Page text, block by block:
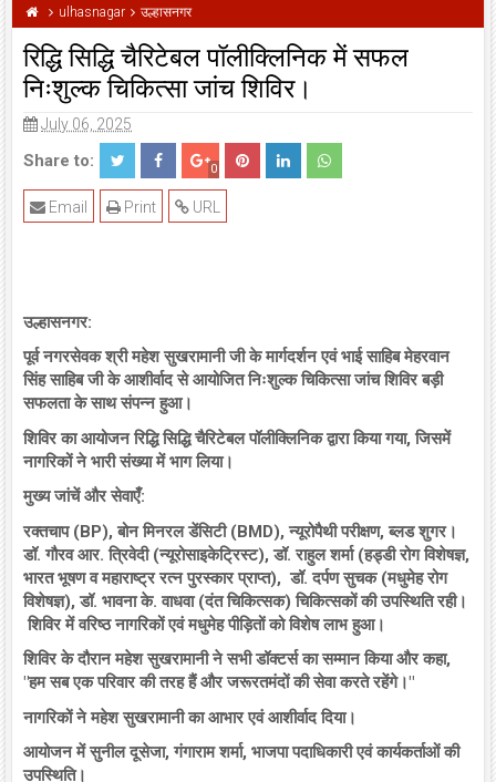
ulhasnagar उल्हासनगर
रिद्धि सिद्धि चैरिटेबल पॉलीक्लिनिक में सफल
निःशुल्क चिकित्सा जांच शिविर।
July 06, 2025
Share to: 0
URL
Print
Email
उल्हासनगर:
पूर्व नगरसेवक श्री महेश सुखरामानी जी के मार्गदर्शन एवं भाई साहिब मेहरवान
सिंह साहिब जी के आशीर्वाद से आयोजित निःशुल्क चिकित्सा जांच शिविर बड़ी
सफलता के साथ संपन्न हुआ।
शिविर का आयोजन रिद्धि सिद्धि चैरिटेबल पॉलीक्लिनिक द्वारा किया गया, जिसमें
नागरिकों ने भारी संख्या में भाग लिया।
मुख्य जांचें और सेवाएँ:
रक्तचाप (BP), बोन मिनरल डेंसिटी (BMD), न्यूरोपैथी परीक्षण, ब्लड शुगर।
डॉ. गौरव आर. त्रिवेदी (न्यूरोसाइकेट्रिस्ट), डॉ. राहुल शर्मा (हड्डी रोग विशेषज्ञ,
भारत भूषण व महाराष्ट्र रत्न पुरस्कार प्राप्त), डॉ. दर्पण सुचक (मधुमेह रोग
विशेषज्ञ), डॉ. भावना के. वाधवा (दंत चिकित्सक) चिकित्सकों की उपस्थिति रही।
शिविर में वरिष्ठ नागरिकों एवं मधुमेह पीड़ितों को विशेष लाभ हुआ।
शिविर के दौरान महेश सुखरामानी ने सभी डॉक्टर्स का सम्मान किया और कहा,
"हम सब एक परिवार की तरह हैं और जरूरतमंदों की सेवा करते रहेंगे।"
नागरिकों ने महेश सुखरामानी का आभार एवं आशीर्वाद दिया।
आयोजन में सुनील दूसेजा, गंगाराम शर्मा, भाजपा पदाधिकारी एवं कार्यकर्ताओं की
उपस्थिति।